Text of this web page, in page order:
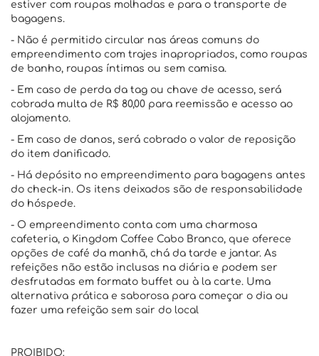
estiver com roupas molhadas e para o transporte de
bagagens.
- Não é permitido circular nas áreas comuns do
empreendimento com trajes inapropriados, como roupas
de banho, roupas íntimas ou sem camisa.
- Em caso de perda da tag ou chave de acesso, será
cobrada multa de R$ 80,00 para reemissão e acesso ao
alojamento.
- Em caso de danos, será cobrado o valor de reposição
do item danificado.
- Há depósito no empreendimento para bagagens antes
do check-in. Os itens deixados são de responsabilidade
do hóspede.
- O empreendimento conta com uma charmosa
cafeteria, o Kingdom Coffee Cabo Branco, que oferece
opções de café da manhã, chá da tarde e jantar. As
refeições não estão inclusas na diária e podem ser
desfrutadas em formato buffet ou à la carte. Uma
alternativa prática e saborosa para começar o dia ou
fazer uma refeição sem sair do local
PROIBIDO: